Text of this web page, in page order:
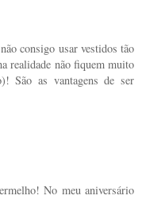
consigo usar vestidos tão
realidade não fiquem muito
São as vantagens de ser
No meu aniversário